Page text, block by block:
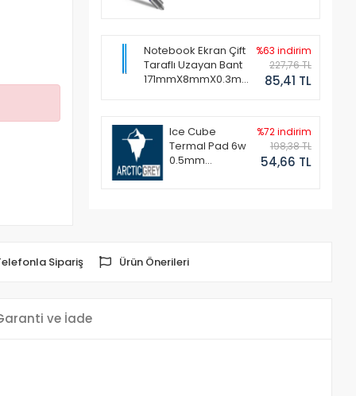
Notebook Ekran Çift
Taraflı Uzayan Bant
171mmX8mmX0.3mm
%63 indirim
227,76 TL
85,41 TL
Ice Cube
Termal Pad 6w
0.5mm
%72 indirim
198,38 TL
54,66 TL
Sipariş Ürün Önerileri
ve İade